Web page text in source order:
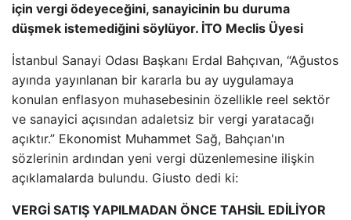
için vergi ödeyeceğini, sanayicinin bu duruma
düşmek istemediğini söylüyor. İTO Meclis Üyesi
İstanbul Sanayi Odası Başkanı Erdal Bahçıvan, “Ağustos
ayında yayınlanan bir kararla bu ay uygulamaya
konulan enflasyon muhasebesinin özellikle reel sektör
ve sanayici açısından adaletsiz bir vergi yaratacağı
açıktır.” Ekonomist Muhammet Sağ, Bahçıan'ın
sözlerinin ardından yeni vergi düzenlemesine ilişkin
açıklamalarda bulundu. Giusto dedi ki:
VERGİ SATIŞ YAPILMADAN ÖNCE TAHSİL EDİLİYOR